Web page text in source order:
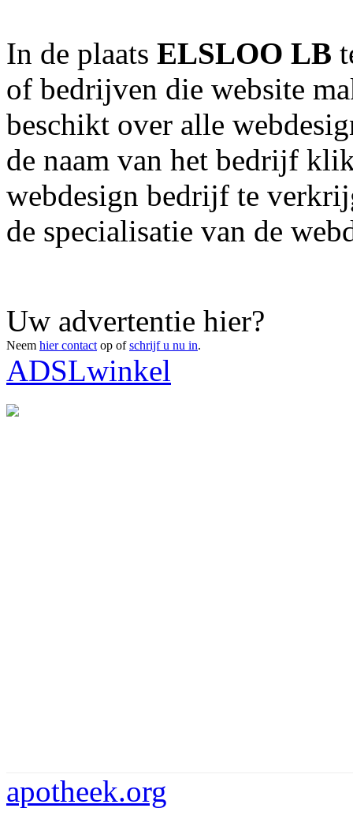
In de plaats ELSLOO LB
of bedrijven die website
beschikt over alle
de naam van het bedrijf
webdesign bedrijf te
de specialisatie van de
Uw advertentie hier?
Neem hier contact op ofschrijf u nu in.
ADSLwinkel
apotheek.org